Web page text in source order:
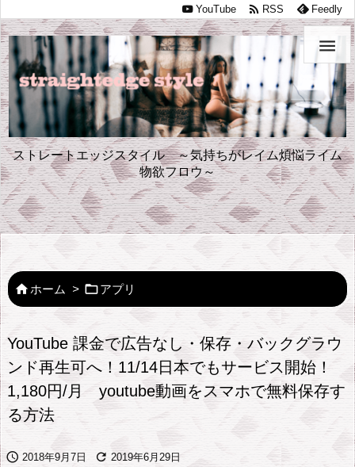
ストレートエッジスタイル ～気持ちがレイム煩悩ライム
物欲フロウ～

YouTube  RSS Feedly
 ホーム > アプリ
YouTube 課金で広告なし・保存・バックグラウ
ンド再生可へ！11/14日本でもサービス開始！
1,180円/月 youtube動画をスマホで無料保存す
る方法
 2018年9月7日  2019年6月29日